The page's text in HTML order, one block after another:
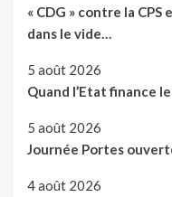
« CDG » contre la
dans le vide…
5 août 2026
Quand l’Etat finance
5 août 2026
Journée Portes
4 août 2026